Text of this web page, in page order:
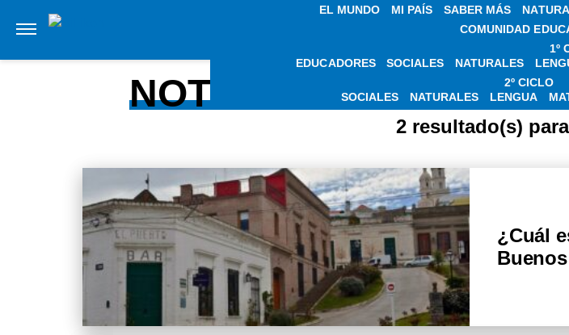
EL MUNDO MI PAÍS SABER MÁS
COMUNIDAD
EDUCADORES
1º
SOCIALES
NATURALES
2º CICLO
SOCIALES
NATURALES LENGUA
NOTICIAS SOBRE
2 resultado(s)
¿Cuál